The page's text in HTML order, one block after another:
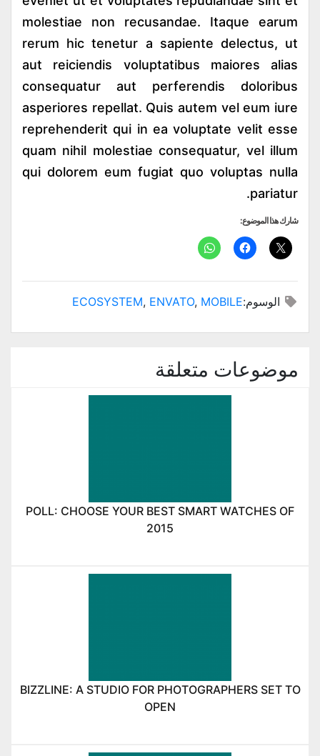
molestiae non recusandae. Itaque earum
rerum hic tenetur a sapiente delectus, ut
aut reiciendis voluptatibus maiores alias
consequatur aut perferendis doloribus
asperiores repellat. Quis autem vel eum iure
reprehenderit qui in ea voluptate velit esse
quam nihil molestiae consequatur, vel illum
qui dolorem eum fugiat quo voluptas nulla
pariatur.
شارك هذا الموضوع:
الوسوم: ECOSYSTEM, ENVATO, MOBILE
موضوعات متعلقة
POLL: CHOOSE YOUR BEST SMART WATCHES OF
2015
BIZZLINE: A STUDIO FOR PHOTOGRAPHERS SET TO
OPEN